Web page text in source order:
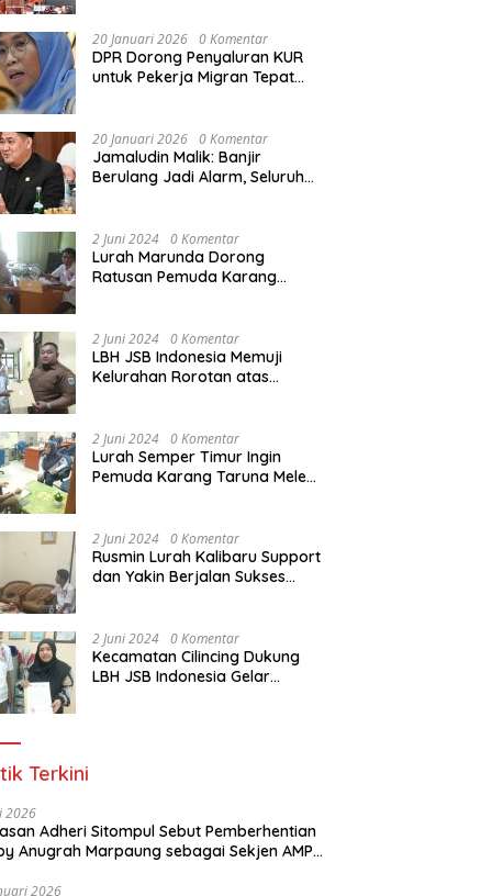
20 Januari 2026 0 Komentar
DPR Dorong Penyaluran KUR
untuk Pekerja Migran Tepat
PMI
20 Januari 2026 0 Komentar
Jamaludin Malik: Banjir
Berulang Jadi Alarm, Seluruh
2 Juni 2024 0 Komentar
Lurah Marunda Dorong
Ratusan Pemuda Karang
Paralegal Gratis Yang
Diadakan LBH JSB Indonesia
2 Juni 2024 0 Komentar
LBH JSB Indonesia Memuji
Kelurahan Rorotan atas
150 orang Pemuda Karang
Taruna di Jakarta Utara
2 Juni 2024 0 Komentar
Lurah Semper Timur Ingin
Pemuda Karang Taruna Melek
Diadakan LBH JSB Indonesia
2 Juni 2024 0 Komentar
Rusmin Lurah Kalibaru Support
dan Yakin Berjalan Sukses
Taruna di Jakarta Utara
2 Juni 2024 0 Komentar
Kecamatan Cilincing Dukung
LBH JSB Indonesia Gelar
Terkini
2026
Adheri Sitompul Sebut Pemberhentian
Anugrah Marpaung sebagai Sekjen AMPI
2026